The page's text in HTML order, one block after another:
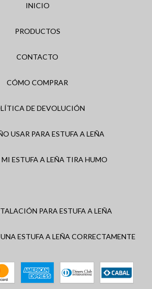
INICIO
PRODUCTOS
CONTACTO
CÓMO COMPRAR
DE DEVOLUCIÓN
USAR PARA ESTUFA A LEÑA
MI ESTUFA A LEÑA TIRA HUMO
PARA ESTUFA A LEÑA
ESTUFA A LEÑA CORRECTAMENTE